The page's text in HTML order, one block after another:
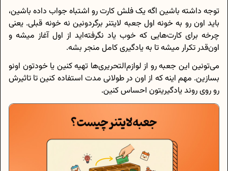
توجه داشته باشین اگه یک فلش کارت رو اشتباه جواب داده باشین،
باید اون رو به خونه اول جعبه لایتنر برگردونین نه خونه قبلی. یعنی
چرخه برای کارت‌هایی که خوب یاد نگرفته‌اید از اول آغاز میشه و
اون‌قدر تکرار میشه تا به یادگیری کامل منجر بشه.
می‌تونین این جعبه رو از لوازم‌التحریری‌ها تهیه کنین یا خودتون اونو
بسازین. مهم اینه که از اون در طولانی مدت استفاده کنین تا تاثیرش
رو روی روند یادگیریتون احساس کنین.